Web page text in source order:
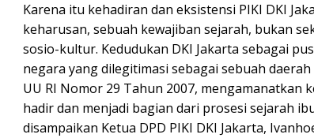
Karena itu kehadiran dan eksistensi PIKI DKI
keharusan, sebuah kewajiban sejarah, bukan
sosio-kultur. Kedudukan DKI Jakarta sebagai
negara yang dilegitimasi sebagai sebuah
UU RI Nomor 29 Tahun 2007, mengamanatkan
hadir dan menjadi bagian dari prosesi sejarah
disampaikan Ketua DPD PIKI DKI Jakarta,